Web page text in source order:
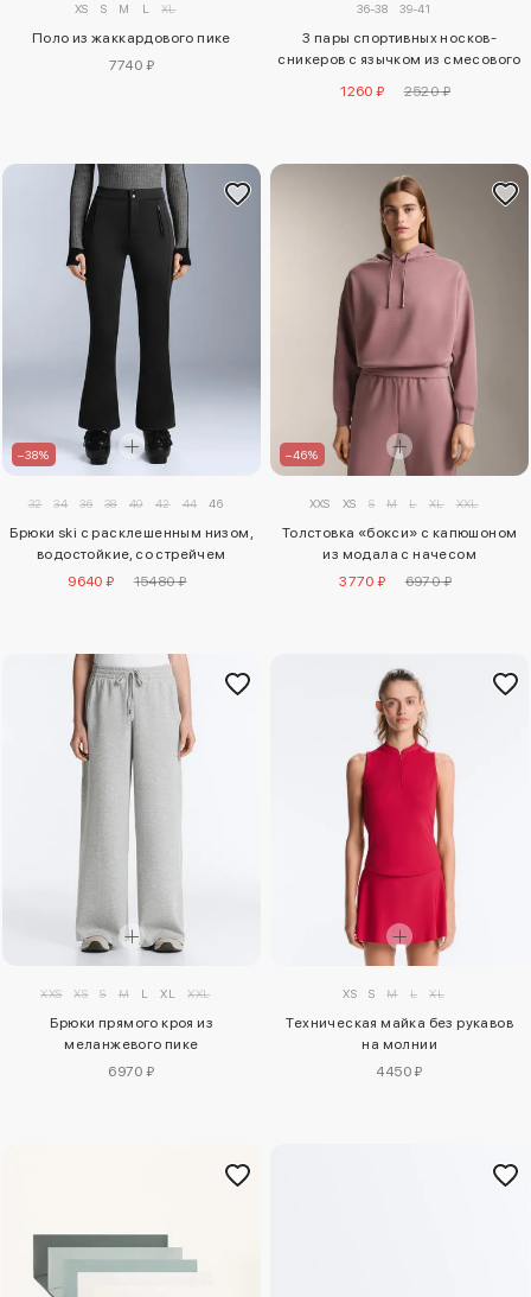
XS S M L XL
Поло из жаккардового пике
7740 ₽
36-38 39-41
3 пары спортивных носков-
сникеров с язычком из смесового
1260 ₽ 2520 ₽
–38%
32 34 36 38 40 42 44 46
Брюки ski с расклешенным низом,
водостойкие, со стрейчем
9640 ₽
15480 ₽
–46%
XXS XS S M L XL XXL
Толстовка «бокси» с капюшоном
из модала с начесом
3770 ₽
6970 ₽
XXS XS S M L XL XXL
Брюки прямого кроя из
меланжевого пике
6970 ₽
XS S M L XL
Техническая майка без рукавов
на молнии
4450 ₽